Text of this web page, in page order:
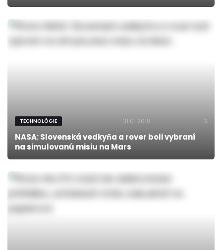
TECHNOLÓGIE 31.01.2018 3
NASA: Slovenská vedkyňa a rover boli vybraní
na simulovanú misiu na Mars